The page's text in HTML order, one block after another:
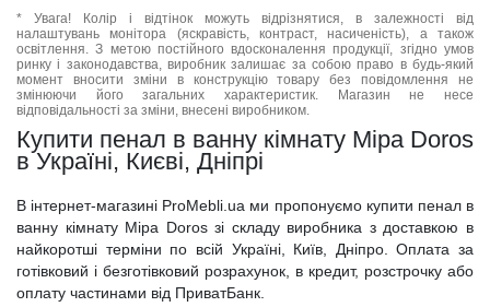
* Увага! Колір і відтінок можуть відрізнятися, в залежності від
налаштувань монітора (яскравість, контраст, насиченість), а також
освітлення. З метою постійного вдосконалення продукції, згідно умов
ринку і законодавства, виробник залишає за собою право в будь-який
момент вносити зміни в конструкцію товару без повідомлення не
змінюючи його загальних характеристик. Магазин не несе
відповідальності за зміни, внесені виробником.
Купити пенал в ванну кімнату Міра Doros
в Україні, Києві, Дніпрі
В інтернет-магазині ProMebli.ua ми пропонуємо купити пенал в
ванну кімнату Міра Doros зі складу виробника з доставкою в
найкоротші терміни по всій Україні, Київ, Дніпро. Оплата за
готівковий і безготівковий розрахунок, в кредит, розстрочку або
оплату частинами від ПриватБанк.